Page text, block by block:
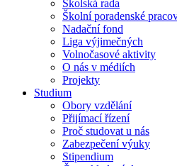
Školská rada
Školní poradenské
Nadační fond
Liga výjimečných
Volnočasové aktivity
O nás v médiích
Projekty
Studium
Obory vzdělání
Přijímací řízení
Proč studovat u nás
Zabezpečení výuky
Stipendium